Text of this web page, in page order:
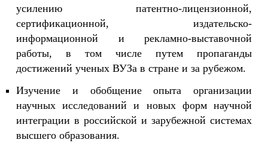
усилению патентно-лицензионной,
сертификационной, издательско-
информационной и рекламно-выставочной
работы, в том числе путем пропаганды
достижений ученых ВУЗа в стране и за рубежом.
Изучение и обобщение опыта организации
научных исследований и новых форм научной
интеграции в российской и зарубежной системах
высшего образования.